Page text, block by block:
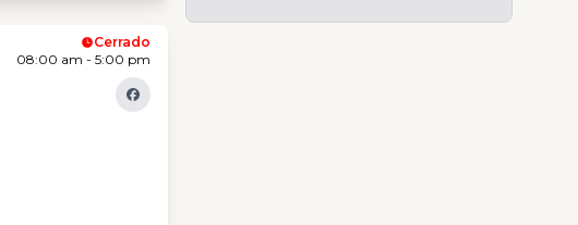
Cerrado
08:00 am - 5:00 pm